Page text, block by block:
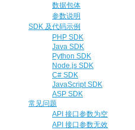
数据包体
参数说明
SDK 及代码示例
PHP SDK
Java SDK
Python SDK
Node.js SDK
C# SDK
JavaScript SDK
ASP SDK
常见问题
API 接口参数为空
API 接口参数无效